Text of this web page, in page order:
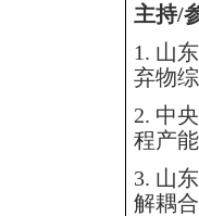
主持/
1. 山
弃物
2. 中
程产
3. 山
解耦